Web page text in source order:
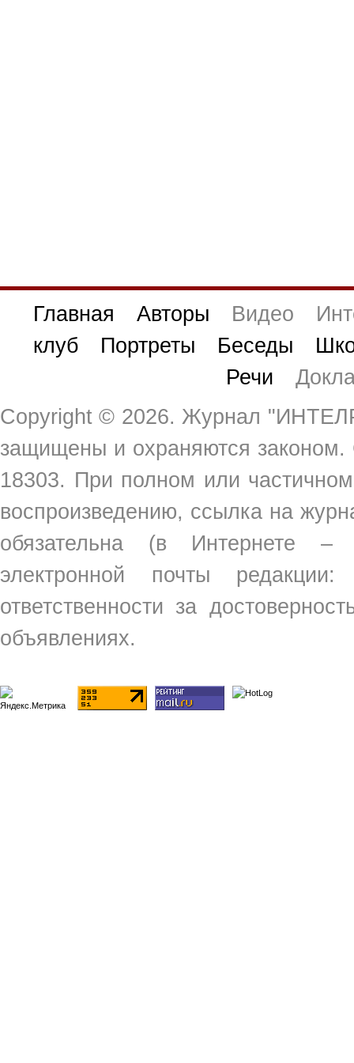
Главная Авторы Видео
клуб
Портреты Беседы
Речи
Copyright © 2026. Журнал
защищены и охраняются
18303. При полном или
воспроизведению, ссылка на
обязательна (в Интернете
электронной почты
ответственности за
объявлениях.